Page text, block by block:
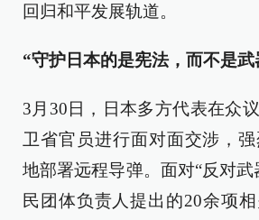
回归和平发展轨道。
“守护日本的是宪法，而不是武
3月30日，日本多方代表在众
卫省官员进行面对面交涉，
地部署远程导弹。面对“反对
民团体负责人提出的20余项